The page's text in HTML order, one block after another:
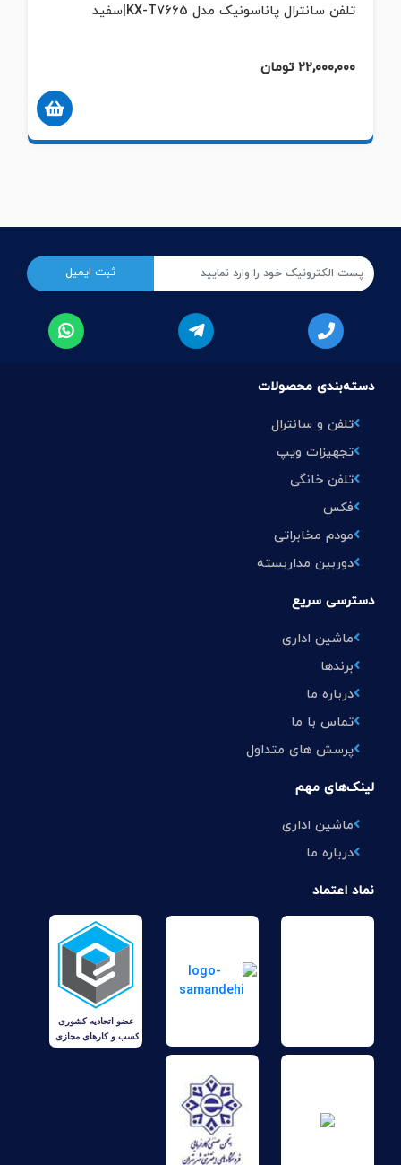
تلفن سانترال پاناسونیک مدل KX-T7665|مشکی
لطفا تماس بگیرید
دسته‌بندی محصولات
تلفن و سانترال
تجهیزات ویپ
تلفن خانگی
فکس
مودم مخابراتی
دوربین مداربسته
دسترسی سریع
ماشین اداری
برندها
درباره ما
تماس با ما
پرسش های متداول
لینک‌های مهم
ماشین اداری
درباره ما
نماد اعتماد